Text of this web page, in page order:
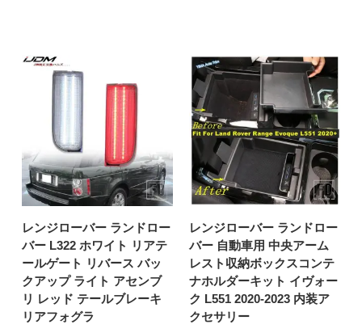
レンジローバー ランドロー
バー L322 ホワイト リアテ
ールゲート リバース バッ
クアップ ライト アセンブ
リ レッド テールブレーキ
リアフォグラ
レンジローバー ランドロー
バー 自動車用 中央アーム
レスト収納ボックスコンテ
ナホルダーキット イヴォー
ク L551 2020-2023 内装ア
クセサリー